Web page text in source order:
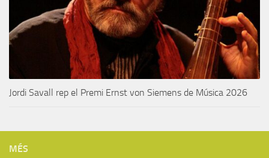
Jordi Savall rep el Premi Ernst von Siemens de Música 2026
MÉS